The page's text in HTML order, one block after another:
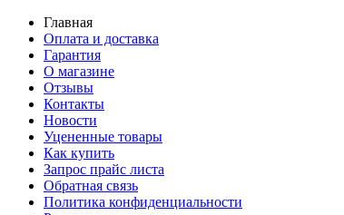
Главная
Оплата и доставка
Гарантия
О магазине
Отзывы
Контакты
Новости
Уцененные товары
Как купить
Запрос прайс листа
Обратная связь
Политика конфиденциальности